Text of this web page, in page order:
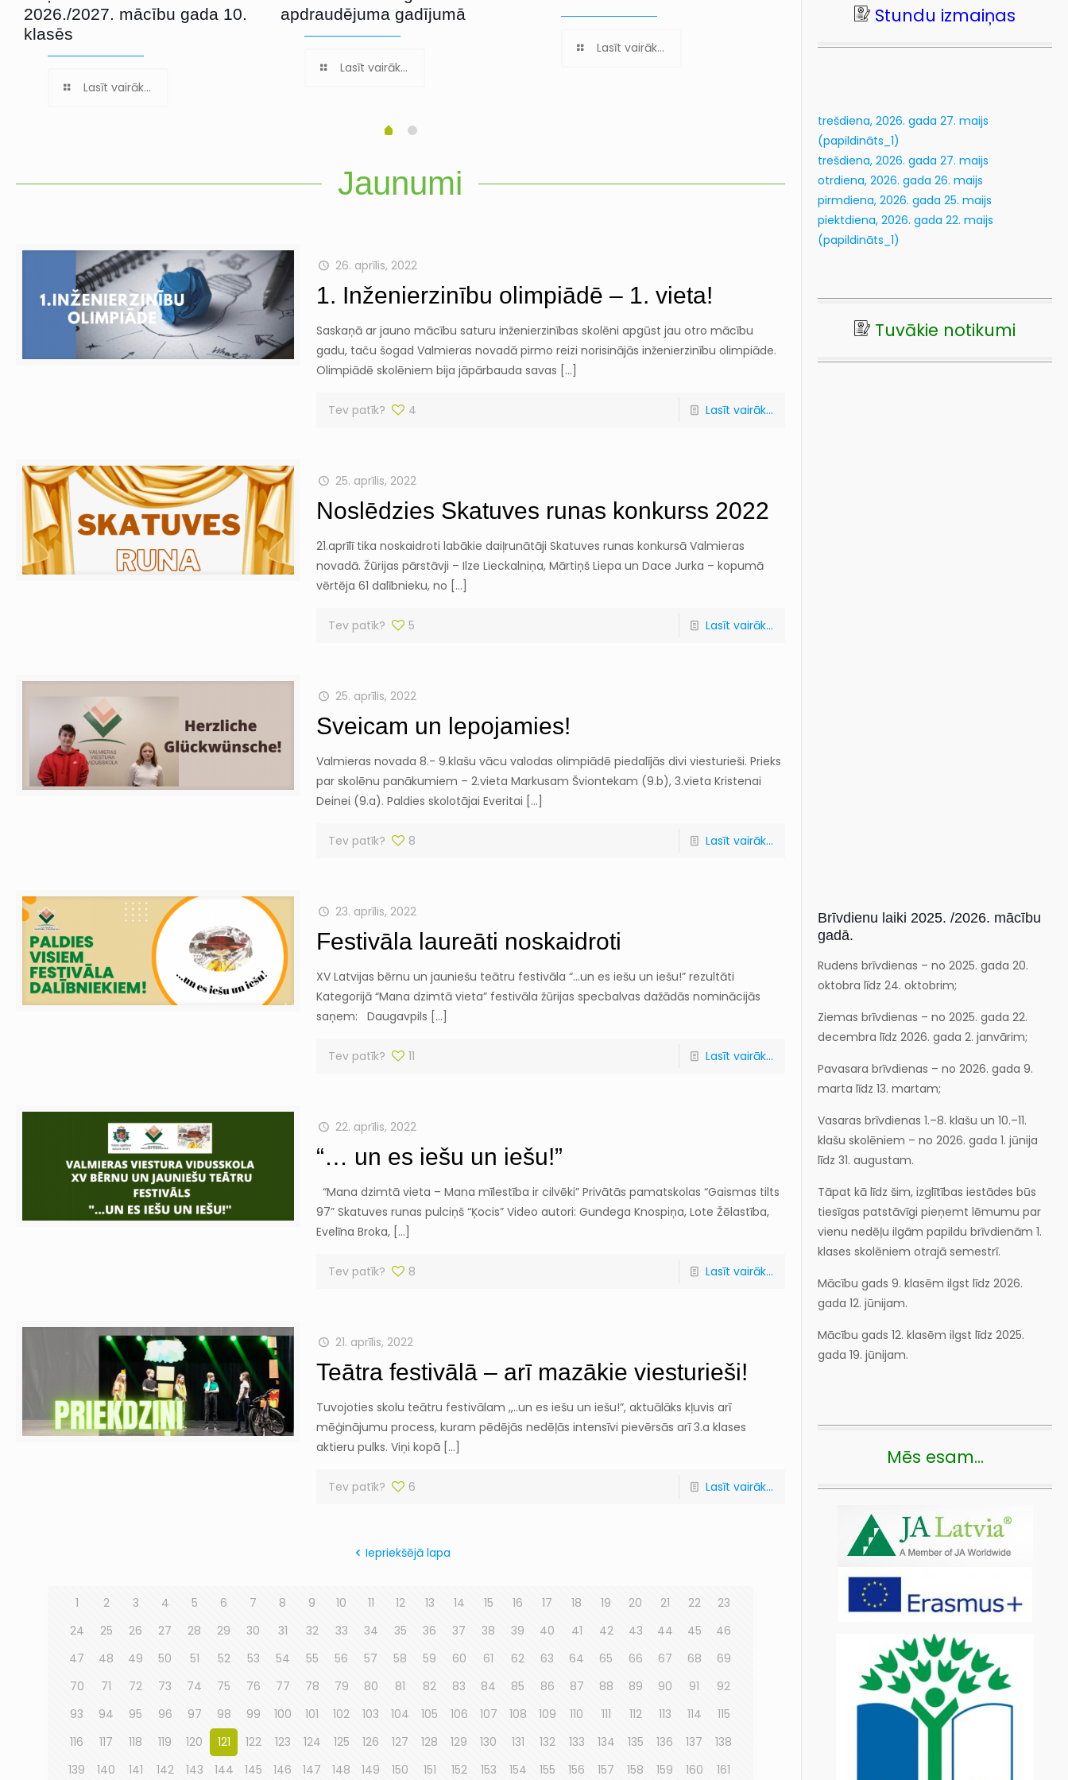
2026./2027. mācību gada 10.
klasēs
Lasīt vairāk...
apdraudējuma gadījumā
Lasīt vairāk...
Lasīt vairāk... Lasīt vairāk...
Jaunumi
26. aprīlis, 2022
1. Inženierzinību olimpiādē – 1. vieta!
Saskaņā ar jauno mācību saturu inženierzinības skolēni apgūst jau otro mācību
gadu, taču šogad Valmieras novadā pirmo reizi norisinājās inženierzinību olimpiāde.
Olimpiādē skolēniem bija jāpārbauda savas […]
Tev patīk? 4 Lasīt vairāk...
25. aprīlis, 2022
Noslēdzies Skatuves runas konkurss 2022
21.aprīlī tika noskaidroti labākie daiļrunātāji Skatuves runas konkursā Valmieras
novadā. Žūrijas pārstāvji – Ilze Lieckalniņa, Mārtiņš Liepa un Dace Jurka – kopumā
vērtēja 61 dalībnieku, no […]
Tev patīk? 5 Lasīt vairāk...
25. aprīlis, 2022
Sveicam un lepojamies!
Valmieras novada 8.- 9.klašu vācu valodas olimpiādē piedalījās divi viesturieši. Prieks
par skolēnu panākumiem – 2.vieta Markusam Šviontekam (9.b), 3.vieta Kristenai
Deinei (9.a). Paldies skolotājai Everitai […]
Tev patīk? 8 Lasīt vairāk...
23. aprīlis, 2022
Festivāla laureāti noskaidroti
XV Latvijas bērnu un jauniešu teātru festivāla “…un es iešu un iešu!” rezultāti
Kategorijā “Mana dzimtā vieta” festivāla žūrijas specbalvas dažādās nominācijās
saņem: Daugavpils […]
Tev patīk? 11 Lasīt vairāk...
22. aprīlis, 2022
“… un es iešu un iešu!”
“Mana dzimtā vieta – Mana mīlestība ir cilvēki” Privātās pamatskolas “Gaismas tilts
97” Skatuves runas pulciņš “Ķocis” Video autori: Gundega Knospiņa, Lote Žēlastība,
Evelīna Broka, […]
Tev patīk? 8 Lasīt vairāk...
21. aprīlis, 2022
Teātra festivālā – arī mazākie viesturieši!
Tuvojoties skolu teātru festivālam ,,..un es iešu un iešu!”, aktuālāks kļuvis arī
mēģinājumu process, kuram pēdējās nedēļās intensīvi pievērsās arī 3.a klases
aktieru pulks. Viņi kopā […]
Tev patīk? 6 Lasīt vairāk...
Iepriekšējā lapa
1 2 3 4 5 6 7 8 9 10 11 12 13 14 15 16 17 18 19 20 21 22
23
24
25 26 27 28 29 30 31 32 33 34 35 36 37 38 39 40 41 42 43 44 45
46
47
48 49 50 51 52 53 54 55 56 57 58 59 60 61 62 63 64 65 66 67 68
69
70
71 72 73 74 75 76 77 78 79 80 81 82 83 84 85 86 87 88 89 90 91
92
93
94 95 96 97 98 99 100 101 102 103 104 105 106 107 108 109 110 111 112 113 114
115
116
117 118 119 120 121 122 123 124 125 126 127 128 129 130 131 132 133 134 135 136 137
138
139
140 141 142 143 144 145 146 147 148 149 150 151 152 153 154 155 156 157 158 159 160 161
Stundu izmaiņas
trešdiena, 2026. gada 27. maijs
(papildināts_1)
trešdiena, 2026. gada 27. maijs
otrdiena, 2026. gada 26. maijs
pirmdiena, 2026. gada 25. maijs
piektdiena, 2026. gada 22. maijs
(papildināts_1)
Tuvākie notikumi
Brīvdienu laiki 2025. /2026. mācību
gadā.
Rudens brīvdienas – no 2025. gada 20.
oktobra līdz 24. oktobrim;
Ziemas brīvdienas – no 2025. gada 22.
decembra līdz 2026. gada 2. janvārim;
Pavasara brīvdienas – no 2026. gada 9.
marta līdz 13. martam;
Vasaras brīvdienas 1.–8. klašu un 10.–11.
klašu skolēniem – no 2026. gada 1. jūnija
līdz 31. augustam.
Tāpat kā līdz šim, izglītības iestādes būs
tiesīgas patstāvīgi pieņemt lēmumu par
vienu nedēļu ilgām papildu brīvdienām 1.
klases skolēniem otrajā semestrī.
Mācību gads 9. klasēm ilgst līdz 2026.
gada 12. jūnijam.
Mācību gads 12. klasēm ilgst līdz 2025.
gada 19. jūnijam.
Mēs esam…